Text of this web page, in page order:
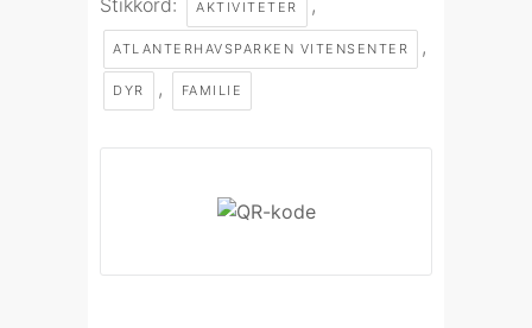
Stikkord: AKTIVITETER ,
ATLANTERHAVSPARKEN VITENSENTER ,
DYR , FAMILIE